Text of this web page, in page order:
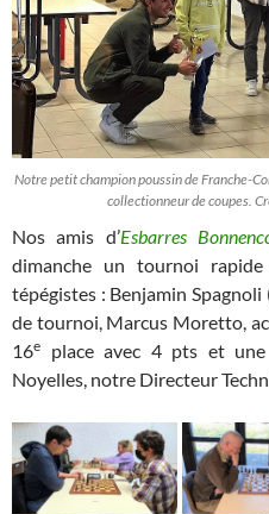
Notre petit champion poussin de Franche-
collectionneur de coupes.
Nos amis d’Esbarres
dimanche un tournoi
tépégistes : Benjamin Spagnoli
de tournoi, Marcus Moretto,
16e
place avec 4 pts et
Noyelles, notre Directeur